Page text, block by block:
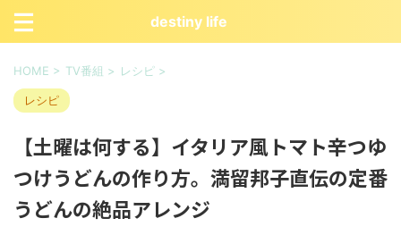
destiny life
HOME > TV番組 > レシピ >
レシピ
【土曜は何する】イタリア風トマト辛つゆ
つけうどんの作り方。満留邦子直伝の定番
うどんの絶品アレンジ